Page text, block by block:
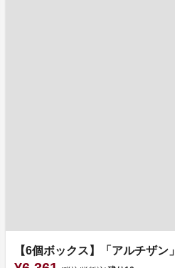
【6個ボックス】「アルチザン」